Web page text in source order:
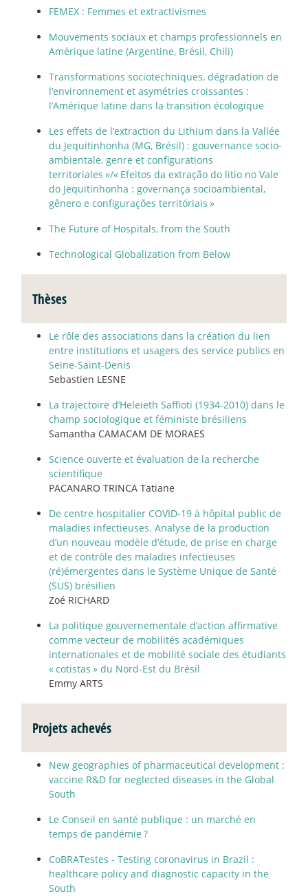
FEMEX : Femmes et extractivismes
Mouvements sociaux et champs professionnels en
Amérique latine (Argentine, Brésil, Chili)
Transformations sociotechniques, dégradation de
l’environnement et asymétries croissantes :
l’Amérique latine dans la transition écologique
Les effets de l’extraction du Lithium dans la Vallée
du Jequitinhonha (MG, Brésil) : gouvernance socio-
ambientale, genre et configurations
territoriales »/« Efeitos da extração do litio no Vale
do Jequitinhonha : governança socioambiental,
gênero e configurações territóriais »
The Future of Hospitals, from the South
Technological Globalization from Below
Thèses
Le rôle des associations dans la création du lien
entre institutions et usagers des service publics en
Seine-Saint-Denis
Sebastien LESNE
La trajectoire d’Heleieth Saffioti (1934-2010) dans le
champ sociologique et féministe brésiliens
Samantha CAMACAM DE MORAES
Science ouverte et évaluation de la recherche
scientifique
PACANARO TRINCA Tatiane
De centre hospitalier COVID-19 à hôpital public de
maladies infectieuses. Analyse de la production
d’un nouveau modèle d’étude, de prise en charge
et de contrôle des maladies infectieuses
(ré)émergentes dans le Système Unique de Santé
(SUS) brésilien
Zoé RICHARD
La politique gouvernementale d’action affirmative
comme vecteur de mobilités académiques
internationales et de mobilité sociale des étudiants
«cotistas » du Nord-Est du Brésil
Emmy ARTS
Projets achevés
New geographies of pharmaceutical development :
vaccine R&D for neglected diseases in the Global
South
Le Conseil en santé publique : un marché en
temps de pandémie ?
CoBRATestes - Testing coronavirus in Brazil :
healthcare policy and diagnostic capacity in the
South